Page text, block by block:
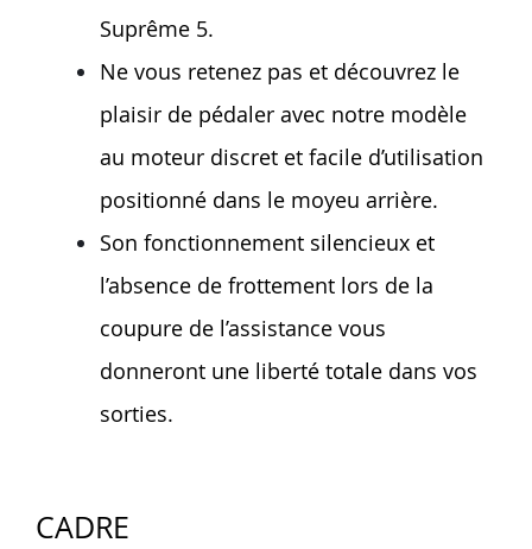
Suprême 5.
Ne vous retenez pas et découvrez le
plaisir de pédaler avec notre modèle
au moteur discret et facile d’utilisation
positionné dans le moyeu arrière.
Son fonctionnement silencieux et
l’absence de frottement lors de la
coupure de l’assistance vous
donneront une liberté totale dans vos
sorties.
CADRE